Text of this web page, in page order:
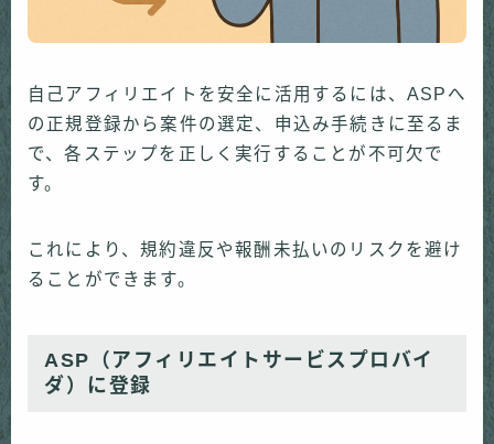
自己アフィリエイトを安全に活用するには、ASPへ
の正規登録から案件の選定、申込み手続きに至るま
で、各ステップを正しく実行することが不可欠で
す。
これにより、規約違反や報酬未払いのリスクを避け
ることができます。
ASP（アフィリエイトサービスプロバイ
ダ）に登録